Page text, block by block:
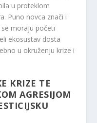
u proteklom
Puno novca znači i
moraju početi
ekosustav dosta
u okruženju krize i
KRIZE TE
AGRESIJOM